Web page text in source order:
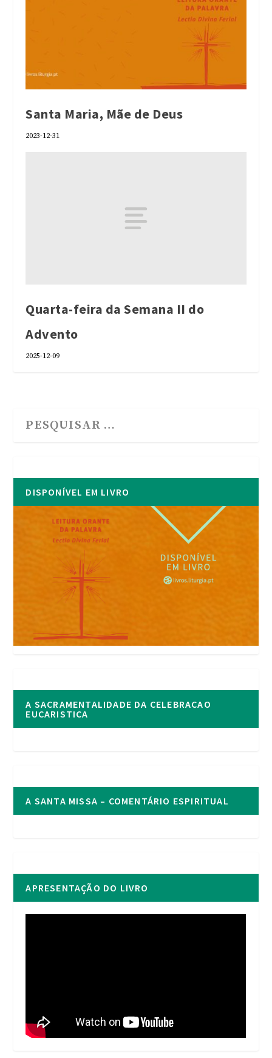
Santa Maria, Mãe de Deus
2023-12-31
Quarta-feira da Semana II do
Advento
2025-12-09
DISPONÍVEL EM LIVRO
A SACRAMENTALIDADE DA CELEBRACAO
EUCARISTICA
A SANTA MISSA – COMENTÁRIO ESPIRITUAL
APRESENTAÇÃO DO LIVRO